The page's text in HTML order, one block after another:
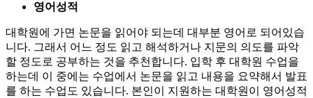
영어성적
대학원에 가면 논문을 읽어야 되는데 대부분 영어로 되어있습
니다. 그래서 어느 정도 읽고 해석하거나 지문의 의도를 파악
할 정도로 공부하는 것을 추천합니다. 입학 후 대학원 수업을
하는데 이 중에는 수업에서 논문을 읽고 내용을 요약해서 발표
를 하는 수업도 있습니다. 본인이 지원하는 대학원이 영어성적